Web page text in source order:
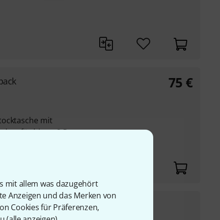
mit allem was dazugehört
Anzeigen und das Merken von
Cookies für Präferenzen,
mit
für bis zu 8 Paar
75 €
59€